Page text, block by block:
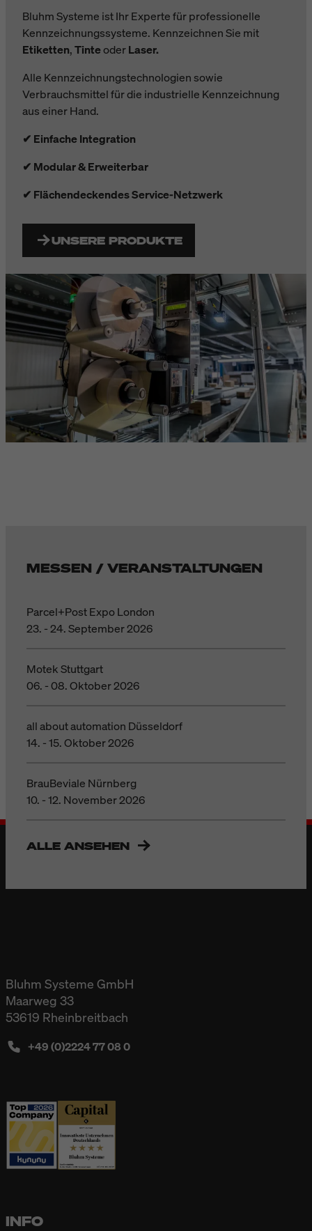
Bluhm Systeme ist Ihr Experte für professionelle
Kennzeichnungssysteme. Kennzeichnen Sie mit
Etiketten,TinteoderLaser.
Alle Kennzeichnungstechnologien sowie
Verbrauchsmittel für die industrielle Kennzeichnung
aus einer Hand.
✔ Einfache Integration
✔ Modular & Erweiterbar
✔ Flächendeckendes Service-Netzwerk
UNSERE PRODUKTE
MESSEN / VERANSTALTUNGEN
Parcel+Post Expo London
23. - 24. September 2026
Motek Stuttgart
06. - 08. Oktober 2026
all about automation Düsseldorf
14. - 15. Oktober 2026
BrauBeviale Nürnberg
10. - 12. November 2026
ALLE ANSEHEN
Bluhm Systeme GmbH
Maarweg 33
53619 Rheinbreitbach
+49 (0)2224 77 08 0
INFO